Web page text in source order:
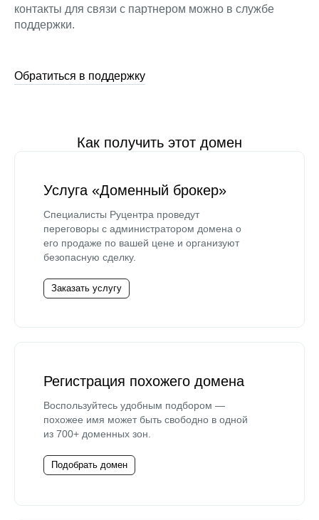
контакты для связи с партнером можно в службе
поддержки.
Обратиться в поддержку
Как получить этот домен
Услуга «Доменный брокер»
Специалисты Руцентра проведут
переговоры с администратором домена о
его продаже по вашей цене и организуют
безопасную сделку.
Заказать услугу
Регистрация похожего домена
Воспользуйтесь удобным подбором —
похожее имя может быть свободно в одной
из 700+ доменных зон.
Подобрать домен